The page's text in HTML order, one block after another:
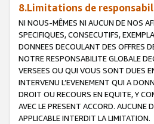
8.Limitations de
NI NOUS-MÊMES NI AUCUN DE NOS
SPECIFIQUES, CONSECUTIFS,
DONNEES DECOULANT DES OFFRES
NOTRE RESPONSABILITE GLOBALE
VERSEES OU QUI VOUS SONT DUES
INTERVENU L’EVENEMENT QUI A
DROIT OU RECOURS EN EQUITE, Y
AVEC LE PRESENT ACCORD.
APPLICABLE INTERDIT LA LIMITATION.